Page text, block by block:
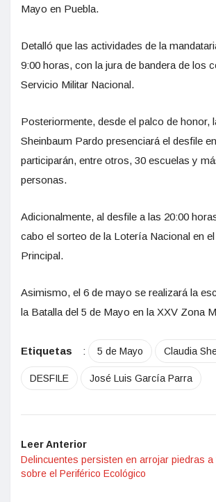
Mayo en Puebla.
Detalló que las actividades de la
9:00 horas, con la jura de bandera de los
Servicio Militar Nacional.
Posteriormente, desde el palco de honor,
Sheinbaum Pardo presenciará el desfile
participarán, entre otros, 30 escuelas y
personas.
Adicionalmente, al desfile a las 20:00
cabo el sorteo de la Lotería Nacional en el
Principal.
Asimismo, el 6 de mayo se realizará la
la Batalla del 5 de Mayo en la XXV Zona
Etiquetas : 5 de Mayo Claudia
DESFILE José Luis García Parra
Leer Anterior
Delincuentes persisten en arrojar piedras
sobre el Periférico Ecológico